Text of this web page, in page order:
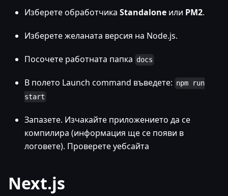
Изберете обработчика Standalone или PM2.
Изберете желаната версия на Node.js.
Посочете работната папка docs
В полето Launch command въведете: npm run
start
Запазете. Изчакайте приложението да се
компилира (информация ще се появи в
логовете). Проверете уебсайта
Next.js